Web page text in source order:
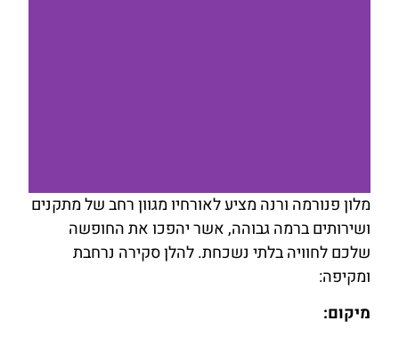
להזמנת
חדר לחצו
מלון פנורמה ורנה מציע לאורחיו מגוון רחב של מתקנים
ושירותים ברמה גבוהה, אשר יהפכו את החופשה
שלכם לחוויה בלתי נשכחת. להלן סקירה נרחבת
ומקיפה:
מיקום: